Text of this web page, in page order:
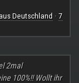
Deutschland · 7
2mal
100%!! Wollt ihr